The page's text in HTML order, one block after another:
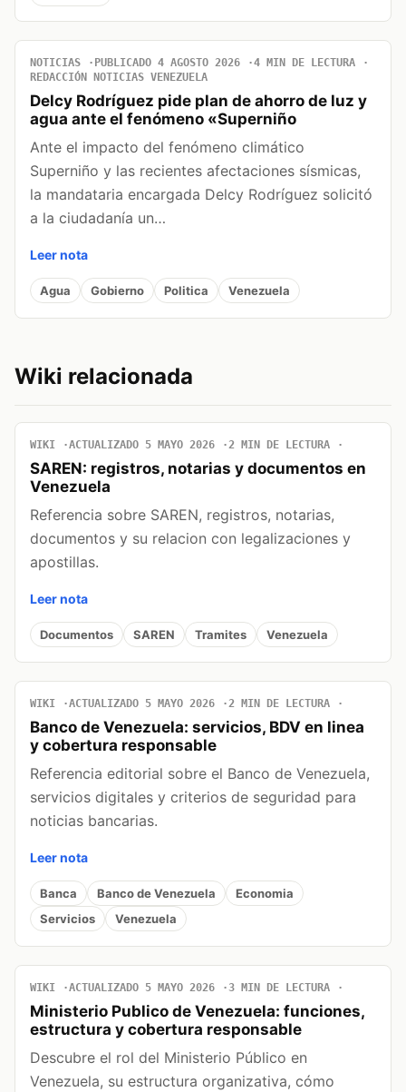
NOTICIAS PUBLICADO 4 AGOSTO 2026
4 MIN DE LECTURA
REDACCIÓN NOTICIAS VENEZUELA
Delcy Rodríguez pide plan de ahorro de luz y
agua ante el fenómeno «Superniño
Ante el impacto del fenómeno climático
Superniño y las recientes afectaciones sísmicas,
la mandataria encargada Delcy Rodríguez solicitó
a la ciudadanía un…
Leer nota
Agua Gobierno Politica Venezuela
Wiki relacionada
WIKI ACTUALIZADO 5 MAYO 2026 2 MIN DE LECTURA
SAREN: registros, notarias y documentos en
Venezuela
Referencia sobre SAREN, registros, notarias,
documentos y su relacion con legalizaciones y
apostillas.
Leer nota
Documentos SAREN Tramites Venezuela
WIKI ACTUALIZADO 5 MAYO 2026 2 MIN DE LECTURA
Banco de Venezuela: servicios, BDV en linea
y cobertura responsable
Referencia editorial sobre el Banco de Venezuela,
servicios digitales y criterios de seguridad para
noticias bancarias.
Leer nota
Banca Banco de Venezuela
Economia
Servicios
Venezuela
WIKI ACTUALIZADO 5 MAYO 2026 3 MIN DE LECTURA
Ministerio Publico de Venezuela: funciones,
estructura y cobertura responsable
Descubre el rol del Ministerio Público en
Venezuela, su estructura organizativa, cómo